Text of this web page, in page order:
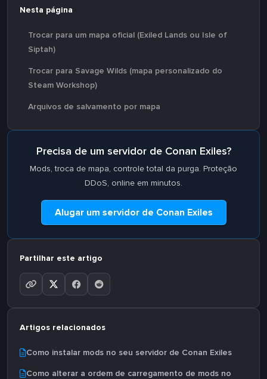
Nesta página
Trocar para um mapa oficial (Exiled Lands ou Isle of
Siptah)
Trocar para Savage Wilds (mapa personalizado do
Steam Workshop)
Arquivos de salvamento por mapa
Precisa de um servidor de Conan Exiles?
Mods, troca de mapa, controle total da purga. Proteção
DDoS, online em minutos.
Alugar um servidor de Conan Exiles
Partilhar este artigo
Artigos relacionados
Como instalar mods no seu servidor de Conan Exiles
Como alterar a ordem de carregamento de mods no